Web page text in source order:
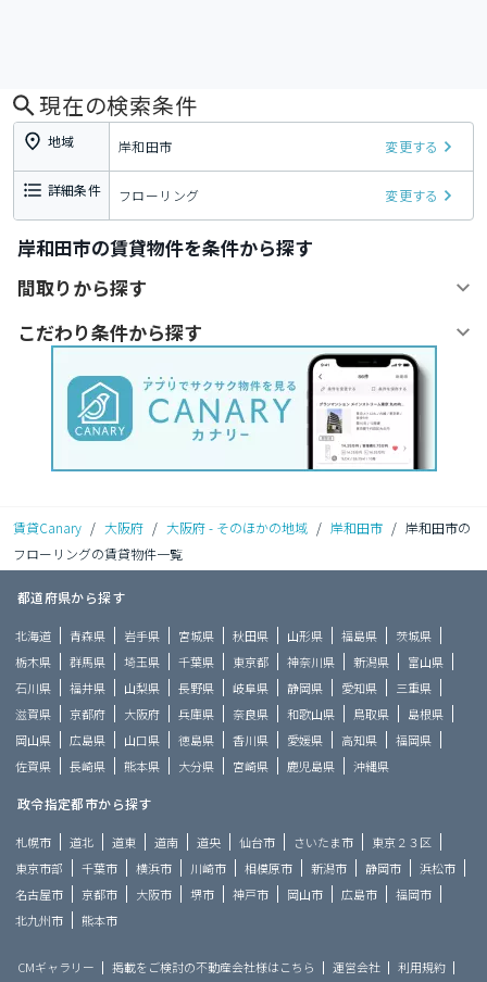
現在の検索条件
地域 岸和田市 変更する
詳細条件 フローリング 変更する
岸和田市の賃貸物件を条件から探す
間取りから探す
こだわり条件から探す
賃貸Canary / 大阪府 / 大阪府 - そのほかの地域 / 岸和田市 / 岸和田市の
フローリングの賃貸物件一覧
都道府県から探す
北海道 青森県 岩手県 宮城県 秋田県 山形県 福島県
茨城県
栃木県
群馬県 埼玉県 千葉県 東京都 神奈川県 新潟県
富山県
石川県
福井県 山梨県 長野県 岐阜県 静岡県 愛知県
三重県
滋賀県
京都府 大阪府 兵庫県 奈良県 和歌山県 鳥取県
島根県
岡山県
広島県 山口県 徳島県 香川県 愛媛県 高知県
福岡県
佐賀県
長崎県 熊本県 大分県 宮崎県 鹿児島県 沖縄県
政令指定都市から探す
札幌市 道北 道東 道南 道央 仙台市 さいたま市
東京２３区
東京市部
千葉市 横浜市 川崎市 相模原市 新潟市 静岡市
浜松市
名古屋市
京都市 大阪市 堺市 神戸市 岡山市 広島市
福岡市
北九州市
熊本市
CMギャラリー 掲載をご検討の不動産会社様はこちら 運営会社
利用規約